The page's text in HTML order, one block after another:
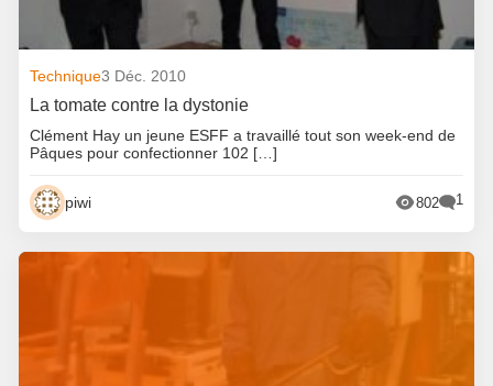
Technique3 Déc. 2010
La tomate contre la dystonie
Clément Hay un jeune ESFF a travaillé tout son week-end de
Pâques pour confectionner 102 […]
piwi 802 1